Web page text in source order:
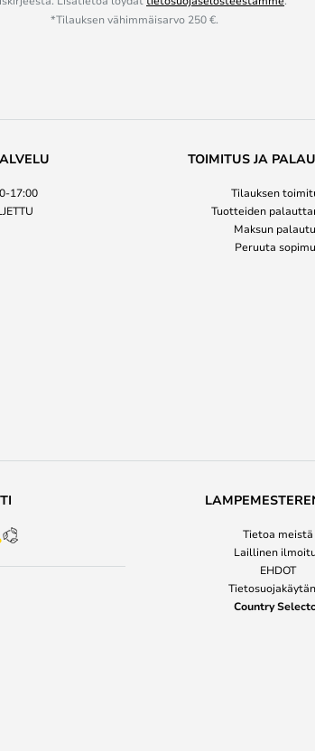
*Tilauksen vähimmäisarvo 250 €.
17:00
TOIMITUS JA
Tilauksen
Tuotteiden
Maksun
Peruuta
Tietoa meistä
Laillinen
EHDOT
Country